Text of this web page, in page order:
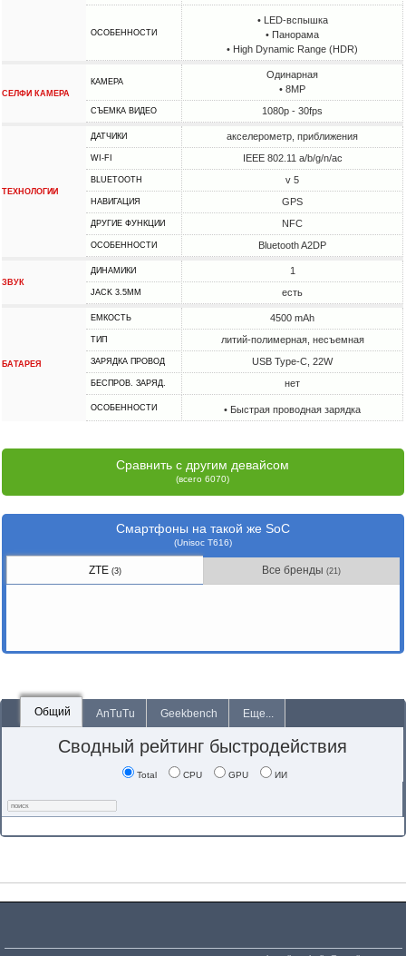
ОСОБЕННОСТИ
• LED-вспышка
• Панорама
• High Dynamic Range (HDR)
СЕЛФИ КАМЕРА
КАМЕРА
Одинарная
• 8MP
СЪЕМКА ВИДЕО 1080p - 30fps
ТЕХНОЛОГИИ
ДАТЧИКИ акселерометр, приближения
WI-FI IEEE 802.11 a/b/g/n/ac
BLUETOOTH v 5
НАВИГАЦИЯ GPS
ДРУГИЕ ФУНКЦИИ NFC
ОСОБЕННОСТИ Bluetooth A2DP
ЗВУК
ДИНАМИКИ 1
JACK 3.5MM есть
БАТАРЕЯ
ЕМКОСТЬ 4500 mAh
ТИП литий-полимерная, несъемная
ЗАРЯДКА ПРОВОД USB Type-C, 22W
БЕСПРОВ. ЗАРЯД. нет
ОСОБЕННОСТИ • Быстрая проводная зарядка
Сравнить с другим девайсом
(всего 6070)
Смартфоны на такой же SoC
(Unisoc T616)
ZTE (3) Все бренды(21)
Общий AnTuTu Geekbench Еще...
Сводный рейтинг быстродействия
Total CPU GPU ИИ